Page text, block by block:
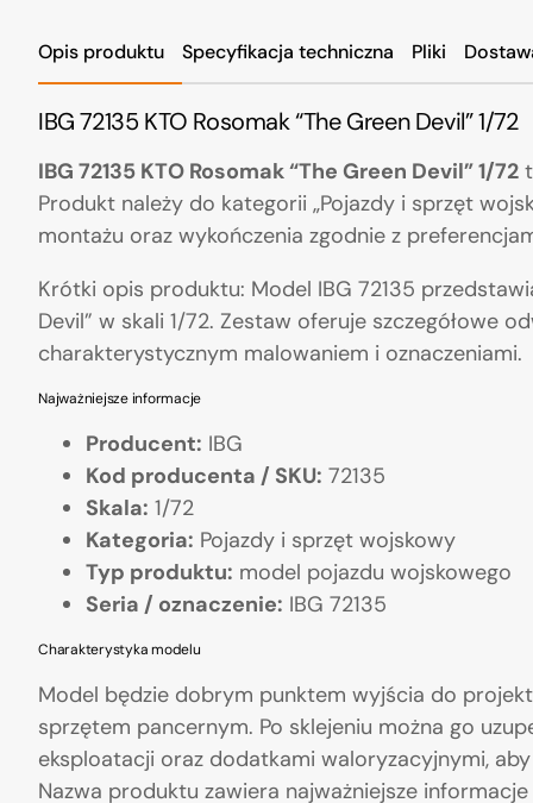
Opis produktu Specyfikacja techniczna Pliki
IBG 72135 KTO Rosomak “The Green Devil” 1/72
IBG 72135 KTO Rosomak “The Green Devil” 1/72
Produkt należy do kategorii „Pojazdy i sprzęt
montażu oraz wykończenia zgodnie z
Krótki opis produktu: Model IBG 72135
Devil” w skali 1/72. Zestaw oferuje szczegółowe
charakterystycznym malowaniem i oznaczeniami.
Najważniejsze informacje
Producent: IBG
Kod producenta / SKU: 72135
Skala: 1/72
Kategoria: Pojazdy i sprzęt wojskowy
Typ produktu: model pojazdu wojskowego
Seria / oznaczenie: IBG 72135
Charakterystyka modelu
Model będzie dobrym punktem wyjścia do
sprzętem pancernym. Po sklejeniu można go
eksploatacji oraz dodatkami waloryzacyjnymi,
Nazwa produktu zawiera najważniejsze